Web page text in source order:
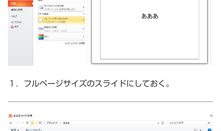
１．フルページサイズのスライドにしておく。